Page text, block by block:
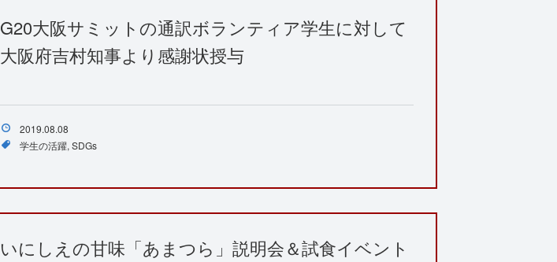
G20大阪サミットの通訳ボランティア学生に対して
大阪府吉村知事より感謝状授与
2019.08.08
学生の活躍 SDGs
いにしえの甘味「あまつら」説明会＆試食イベント